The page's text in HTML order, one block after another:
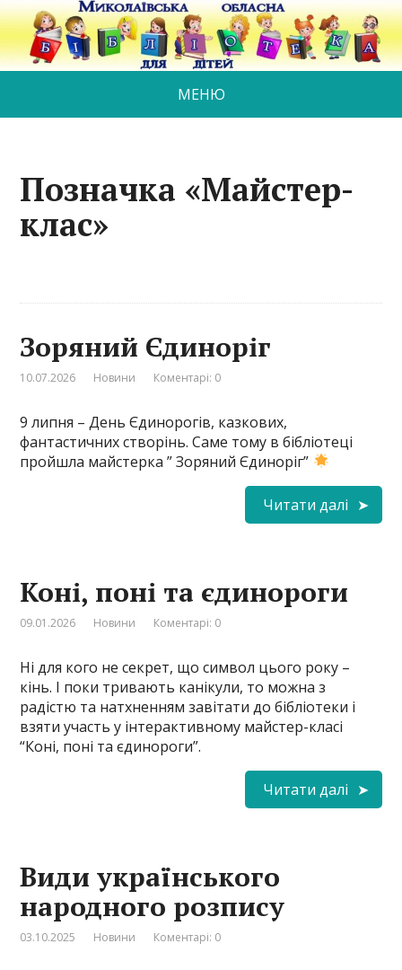
МЕНЮ
Позначка «Майстер-
клас»
Зоряний Єдиноріг
10.07.2026 Новини Коментарі: 0
9 липня – День Єдинорогів, казкових,
фантастичних створінь. Саме тому в бібліотеці
пройшла майстерка ” Зоряний Єдиноріг”
Читати далі
Коні, поні та єдинороги
09.01.2026 Новини Коментарі: 0
Ні для кого не секрет, що символ цього року –
кінь. І поки тривають канікули, то можна з
радістю та натхненням завітати до бібліотеки і
взяти участь у інтерактивному майстер-класі
“Коні, поні та єдинороги”.
Читати далі
Види українського
народного розпису
03.10.2025 Новини Коментарі: 0